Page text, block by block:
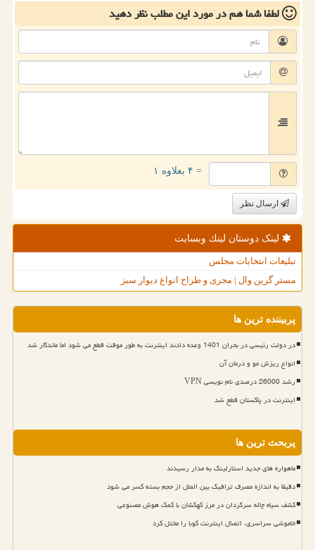
لطفا شما همدر مورد این مطلبنظر دهید
= ۴ بعلاوه ۱
ارسال نظر
لینک دوستان لینك وبسایت
تبلیغات انتخابات مجلس
مستر گرین وال | مجری و طراح انواع دیوار سبز
پربیننده ترین ها
در دولت رئیسی در بحران 1401 وعده دادند اینترنت به طور موقت قطع می شود اما ماندگار شد
انواع ریزش مو و درمان آن
رشد 26000 درصدی نام نویسی VPN
اینترنت در پاکستان قطع شد
پربحث ترین ها
ماهواره های جدید استارلینک به مدار رسیدند
دقیقا به اندازه مصرف ترافیک بین الملل از حجم بسته کسر می شود
کشف سیاه چاله سرگردان در مرز کهکشان با کمک هوش مصنوعی
خاموشی سراسری، اتصال اینترنت کوبا را مختل کرد